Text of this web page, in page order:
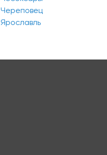
Череповец
Ярославль